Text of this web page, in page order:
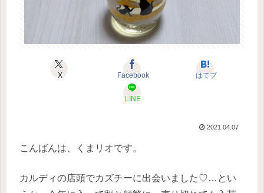
X Facebook はてブ
LINE
2021.04.07
こんばんは、くまリオです。
カルディの店頭でカズチーに出会いました♡…とい